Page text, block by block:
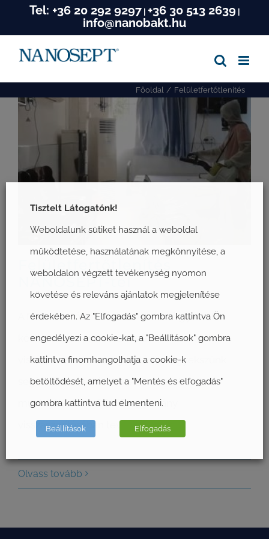
Kihagyás
Tel: +36 20 292 9297| +36 30 513 2639
info@nanobakt.hu
Főoldal Felületfertőtlenítés
NANOSEPT-tel
A felületfertőtlenítésre vonatkozó gyakorlati
kérdésekben professzionális felhasználók
visszajelzéseinek megosztásával igyekszünk
segíteni azon elkötelezett szakemberek
munkáját, akik a COVID-19 járvány
visszaszorításában tevékenykednek.
Olvass tovább
Tisztelt Látogatónk!
Weboldalunk sütiket használ a weboldal
működtetése, használatának megkönnyítése, a
weboldalon végzett tevékenység nyomon
követése és releváns ajánlatok megjelenítése
érdekében. Az "Elfogadás" gombra kattintva Ön
engedélyezi a cookie-kat, a "Beállítások" gombra
kattintva finomhangolhatja a cookie-k
betöltődését, amelyet a "Mentés és elfogadás"
gombra kattintva tud elmenteni.
Beállítások Elfogadás